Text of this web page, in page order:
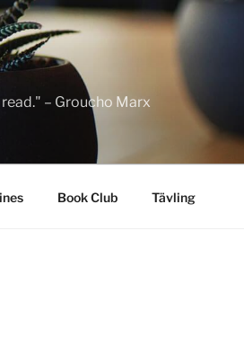
– Groucho Marx
Book Club Tävling